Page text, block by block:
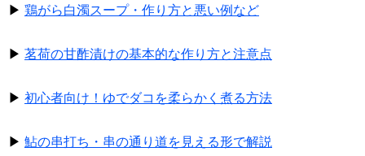
▶ 鶏がら白濁スープ・作り方と悪い例など
▶ 茗荷の甘酢漬けの基本的な作り方と注意点
▶ 初心者向け！ゆでダコを柔らかく煮る方法
▶ 鮎の串打ち・串の通り道を見える形で解説